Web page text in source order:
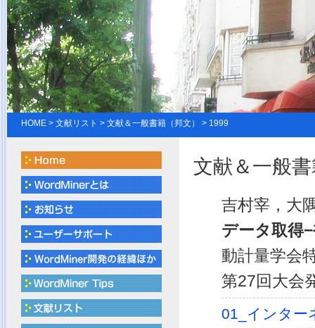
HOME > 文献リスト > 文献＆一般書籍（邦文） > 1999
文献＆一般
吉村宰，大
データ取得
動計量学会
第27回大会
01_インター